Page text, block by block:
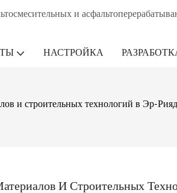
и
НАСТРОЙКА
и строительных технологий в Эр-
И Строительных